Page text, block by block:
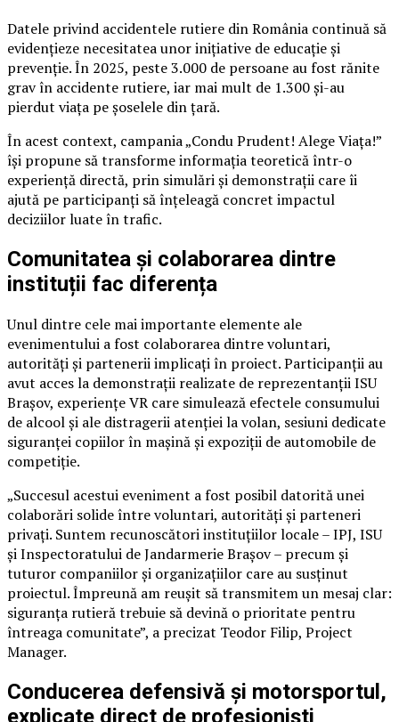
Datele privind accidentele rutiere din România continuă să
evidențieze necesitatea unor inițiative de educație și
prevenție. În 2025, peste 3.000 de persoane au fost rănite
grav în accidente rutiere, iar mai mult de 1.300 și-au
pierdut viața pe șoselele din țară.
În acest context, campania „Condu Prudent! Alege Viața!”
își propune să transforme informația teoretică într-o
experiență directă, prin simulări și demonstrații care îi
ajută pe participanți să înțeleagă concret impactul
deciziilor luate în trafic.
Comunitatea și colaborarea dintre
instituții fac diferența
Unul dintre cele mai importante elemente ale
evenimentului a fost colaborarea dintre voluntari,
autorități și partenerii implicați în proiect. Participanții au
avut acces la demonstrații realizate de reprezentanții ISU
Brașov, experiențe VR care simulează efectele consumului
de alcool și ale distragerii atenției la volan, sesiuni dedicate
siguranței copiilor în mașină și expoziții de automobile de
competiție.
„Succesul acestui eveniment a fost posibil datorită unei
colaborări solide între voluntari, autorități și parteneri
privați. Suntem recunoscători instituțiilor locale – IPJ, ISU
și Inspectoratului de Jandarmerie Brașov – precum și
tuturor companiilor și organizațiilor care au susținut
proiectul. Împreună am reușit să transmitem un mesaj clar:
siguranța rutieră trebuie să devină o prioritate pentru
întreaga comunitate”, a precizat Teodor Filip, Project
Manager.
Conducerea defensivă și motorsportul,
explicate direct de profesioniști